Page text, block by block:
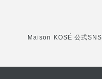
Maison KOSÉ 公式SNS